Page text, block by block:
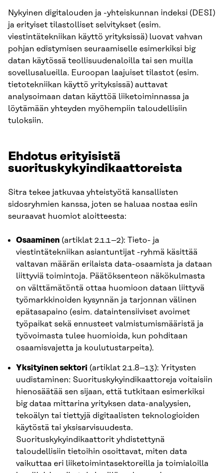
Nykyinen digitalouden ja -yhteiskunnan indeksi (DESI)
ja erityiset tilastolliset selvitykset (esim.
viestintätekniikan käyttö yrityksissä) luovat vahvan
pohjan edistymisen seuraamiselle esimerkiksi big
datan käytössä teollisuudenaloilla tai sen muilla
sovellusalueilla. Euroopan laajuiset tilastot (esim.
tietotekniikan käyttö yrityksissä) auttavat
analysoimaan datan käyttöä liiketoiminnassa ja
löytämään yhteyden myöhempiin taloudellisiin
tuloksiin.
Ehdotus erityisistä
suorituskykyindikaattoreista
Sitra tekee jatkuvaa yhteistyötä kansallisten
sidosryhmien kanssa, joten se haluaa nostaa esiin
seuraavat huomiot aloitteesta:
Osaaminen (artiklat 2.1.1–2): Tieto- ja
viestintätekniikan asiantuntijat -ryhmä käsittää
valtavan määrän erilaista data-osaamista ja dataan
liittyviä toimintoja. Päätöksenteon näkökulmasta
on välttämätöntä ottaa huomioon dataan liittyvä
työmarkkinoiden kysynnän ja tarjonnan välinen
epätasapaino (esim. dataintensiiviset avoimet
työpaikat sekä ennusteet valmistumismääristä ja
työvoimasta tulee huomioida, kun pohditaan
osaamisvajetta ja koulutustarpeita).
Yksityinen sektori (artiklat 2.1.8–13): Yritysten
uudistaminen: Suorituskykyindikaattoreja voitaisiin
hienosäätää sen sijaan, että tutkitaan esimerkiksi
big dataa mittarina yrityksen data-analyysien,
tekoälyn tai tiettyjä digitaalisten teknologioiden
käytöstä tai yksisarvisuudesta.
Suorituskykyindikaattorit yhdistettynä
taloudellisiin tietoihin osoittavat, miten data
vaikuttaa eri liiketoimintasektoreilla ja toimialoilla